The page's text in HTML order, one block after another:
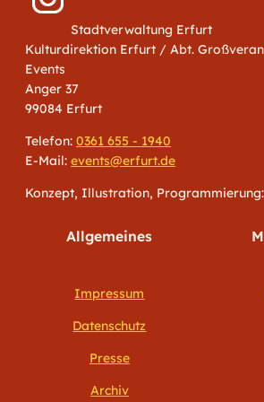
Stadtverwaltung Erfurt
Kulturdirektion Erfurt / Abt.
Events
Anger 37
99084 Erfurt
Telefon: 0361 655 - 1940
E-Mail: events@erfurt.de
Konzept, Illustration, Programmierung:
Allgemeines
Impressum
Datenschutz
Presse
Archiv